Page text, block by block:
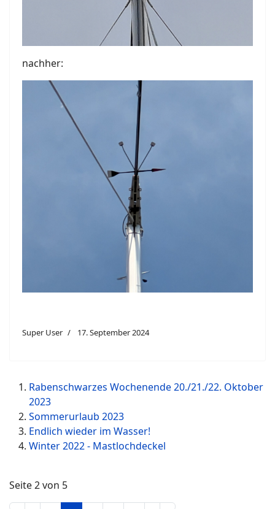
nachher:
Super User 17. September 2024
Rabenschwarzes Wochenende 20./21./22. Oktober
2023
Sommerurlaub 2023
Endlich wieder im Wasser!
Winter 2022 - Mastlochdeckel
Seite 2 von 5